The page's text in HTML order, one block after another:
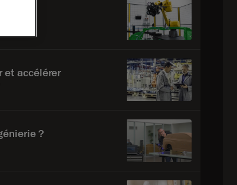
3D
et accélérer
?